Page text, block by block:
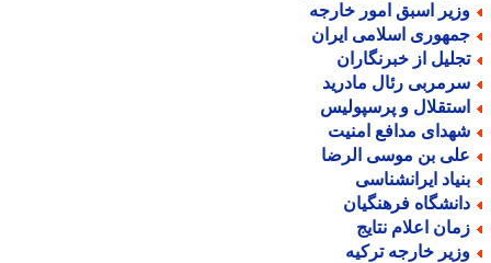
اسبق امور خارجه
اسلامی ایران
از خبرنگاران
رئال مادرید
و پرسپولیس
مدافع امنیت
بن موسی الرضا
ایرانشناسی
فرهنگیان
اعلام نتایج
خارجه ترکیه